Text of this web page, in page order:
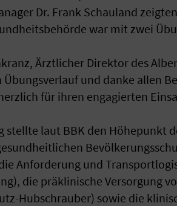
Dr. Frank Schauland
war mit zwei
Ärztlicher Direktor des
und danke allen
für ihren engagierten
stellte laut BBK den Höhepunkt
Anforderung und
die präklinische Versorgung
Hubschrauber) sowie die